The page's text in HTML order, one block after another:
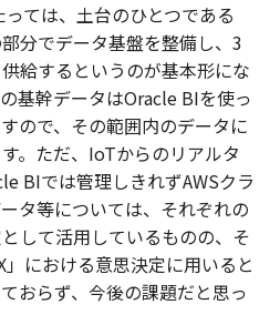
ては、土台のひとつである
分でデータ基盤を整備し、3
給するというのが基本形にな
基幹データはOracle BIを使っ
ので、その範囲内のデータに
。ただ、IoTからのリアルタ
BIでは管理しきれずAWSクラ
タ等については、それぞれの
して活用しているものの、そ
における意思決定に用いると
おらず、今後の課題だと思っ